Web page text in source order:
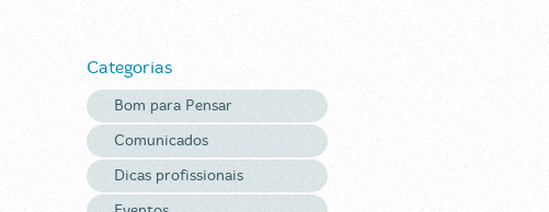
Categorias
Bom para Pensar
Comunicados
Dicas profissionais